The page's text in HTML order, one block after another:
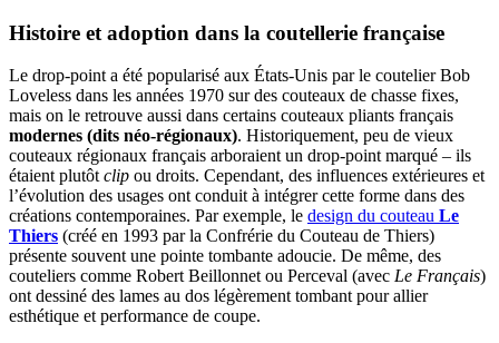
Histoire et adoption dans la coutellerie française
Le drop-point a été popularisé aux États-Unis par le coutelier Bob
Loveless dans les années 1970 sur des couteaux de chasse fixes,
mais on le retrouve aussi dans certains couteaux pliants français
modernes (dits néo-régionaux). Historiquement, peu de vieux
couteaux régionaux français arboraient un drop-point marqué – ils
étaient plutôt clip ou droits. Cependant, des influences extérieures et
l’évolution des usages ont conduit à intégrer cette forme dans des
créations contemporaines. Par exemple, le design du couteau Le
Thiers (créé en 1993 par la Confrérie du Couteau de Thiers)
présente souvent une pointe tombante adoucie. De même, des
couteliers comme Robert Beillonnet ou Perceval (avec Le Français)
ont dessiné des lames au dos légèrement tombant pour allier
esthétique et performance de coupe.